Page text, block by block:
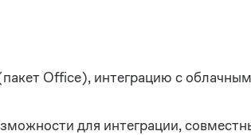
Office), интеграцию с
для интеграции,